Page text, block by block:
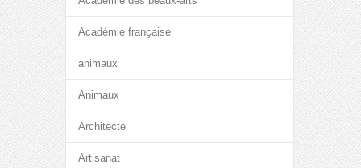
Académie française
animaux
Animaux
Architecte
Artisanat